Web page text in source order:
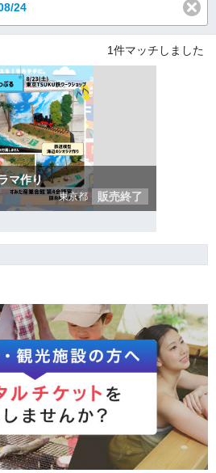
24
1件マッチしました
マ作り
東京都 販売終了